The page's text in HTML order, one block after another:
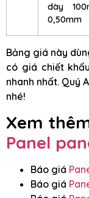
dày
0,50mm
Bảng giá này
có giá chiết
nhanh nhất. Quý
nhé!
Xem
Panel
Báo giá
Báo giá